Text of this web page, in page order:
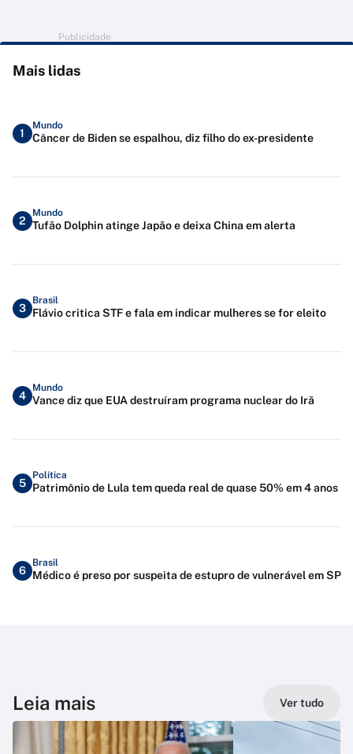
Publicidade
Mais lidas
1
Mundo
Câncer de Biden se espalhou, diz filho do ex-presidente
2
Mundo
Tufão Dolphin atinge Japão e deixa China em alerta
3
Brasil
Flávio critica STF e fala em indicar mulheres se for eleito
4
Mundo
Vance diz que EUA destruíram programa nuclear do Irã
5
Política
Patrimônio de Lula tem queda real de quase 50% em 4 anos
6
Brasil
Médico é preso por suspeita de estupro de vulnerável em SP
Leia mais Ver tudo